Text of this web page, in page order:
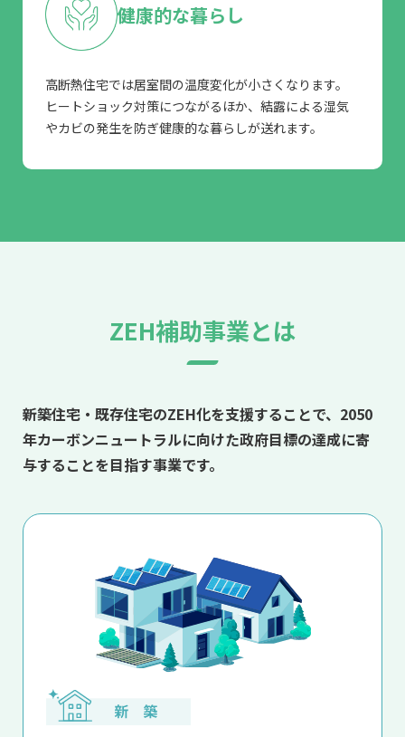
健康的な暮らし
高断熱住宅では居室間の温度変化が小さくなります。
ヒートショック対策につながるほか、結露による湿気
やカビの発生を防ぎ健康的な暮らしが送れます。
ZEH補助事業とは
新築住宅・既存住宅のZEH化を支援することで、 2050
年カーボンニュートラルに向けた政府目標の達成に寄
与することを目指す事業です。